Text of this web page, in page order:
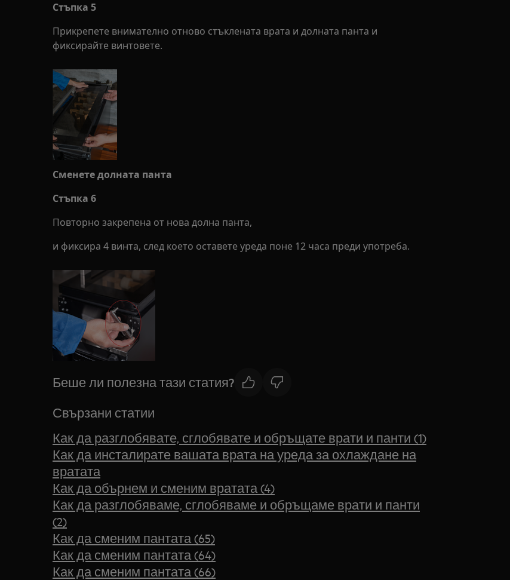
Стъпка 5
Прикрепете внимателно отново стъклената врата и долната панта и
фиксирайте винтовете.
Сменете долната панта
Стъпка 6
Повторно закрепена от нова долна панта,
и фиксира 4 винта, след което оставете уреда поне 12 часа преди употреба.
Беше ли полезна тази статия?
Свързани статии
Как да разглобявате, сглобявате и обръщате врати и панти (1)
Как да инсталирате вашата врата на уреда за охлаждане на
вратата
Как да обърнем и сменим вратата (4)
Как да разглобяваме, сглобяваме и обръщаме врати и панти
(2)
Как да сменим пантата (65)
Как да сменим пантата (64)
Как да сменим пантата (66)